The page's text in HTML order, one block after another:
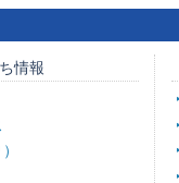
情報